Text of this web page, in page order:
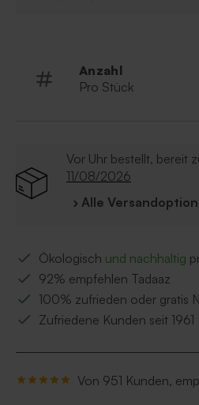
Anzahl
Pro Stück
Vor Uhr bestellt, bereit
11/08/2026
› Alle
Ökologisch und nachhaltig
92% empfehlen Tadaaz
100% zufrieden oder gratis
Zufriedene Kunden seit 1961
Von 951 Kunden,